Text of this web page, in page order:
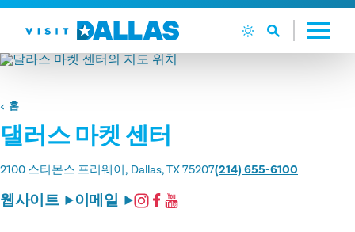
본문으로 건너뛰기
홈
댈러스 마켓 센터
2100 스티몬스 프리웨이 Dallas, TX 75207(214) 655-6100
웹사이트 이메일